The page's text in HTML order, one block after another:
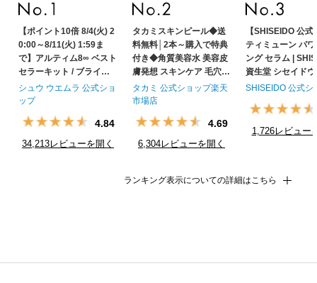
【ポイント10倍 8/4(火) 2
0:00～8/11(火) 1:59ま
で】アルティム8∞ ベスト
セラーキット / ブライト
クレンジングオイル キッ
ト | シュウウエムラクレ
洗顔 メイク落とし 毛穴
洗顔料 スキンケア 美容
シュウ ウエムラ 公式ショ
ップ
4.84
34,213レビューを開く
タカミスキンピール◆送
料無料│2本～購入で特典
付き◆角質美容水 美容皮
膚発想 スキンケア 毛穴
キメ くすみ タカミ スキ
ンピール 角質ケア 美容液
AKAMI 30mL
タカミ 公式ショップ楽天
市場店
4.69
6,304レビューを開く
【SHISEIDO 公式
ティミューン パ
ング セラム |
資生堂 シセイド
液 うるおい 保湿
SHISEIDO 公式シ
1,726レビュー
ランキング表示についての詳細はこちら